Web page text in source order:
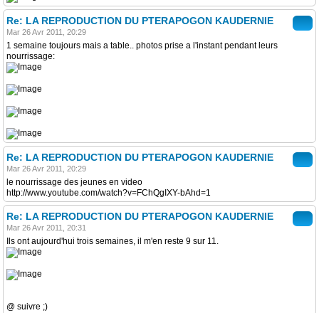
Re: LA REPRODUCTION DU PTERAPOGON KAUDERNIE
Mar 26 Avr 2011, 20:29
1 semaine toujours mais a table.. photos prise a l'instant pendant leurs
nourrissage:
Re: LA REPRODUCTION DU PTERAPOGON KAUDERNIE
Mar 26 Avr 2011, 20:29
le nourrissage des jeunes en video
http://www.youtube.com/watch?v=FChQgIXY-bAhd=1
Re: LA REPRODUCTION DU PTERAPOGON KAUDERNIE
Mar 26 Avr 2011, 20:31
Ils ont aujourd'hui trois semaines, il m'en reste 9 sur 11.
@ suivre ;)